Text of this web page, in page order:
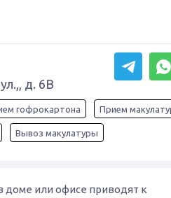
д. 6В
гофрокартона Прием
Вывоз макулатуры
доме или офисе приводят к